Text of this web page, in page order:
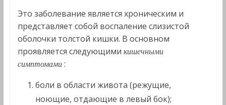
Это заболевание является хроническим и
представляет собой воспаление слизистой
оболочки толстой кишки. В основном
проявляется следующими кишечными
симптомами :
боли в области живота (режущие,
ноющие, отдающие в левый бок);